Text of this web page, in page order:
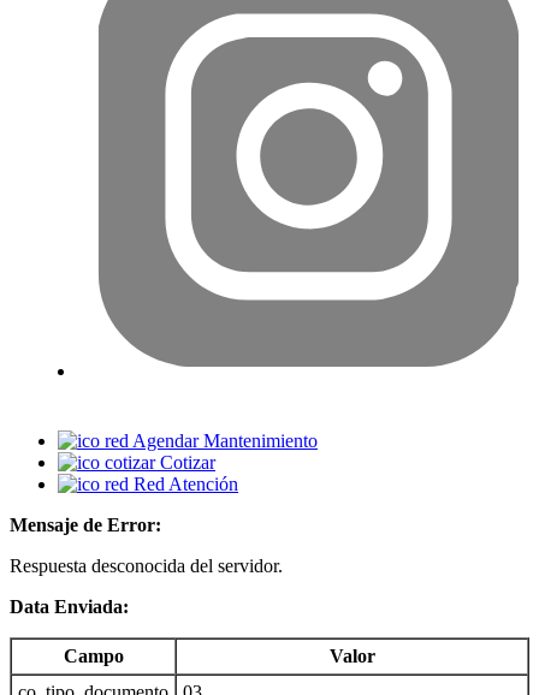
Agendar Mantenimiento
Cotizar
Red Atención
Mensaje de Error:
Respuesta desconocida del servidor.
Data Enviada:
Campo
Valor